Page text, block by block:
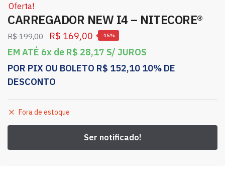
Oferta!
CARREGADOR NEW I4 – NITECORE®
R$199,00 R$ 169,00
EM ATÉ 6x de R$ 28,17 S/ JUROS
POR PIX OU BOLETO R$ 152,10 10% DE
DESCONTO
-15%
Fora de estoque